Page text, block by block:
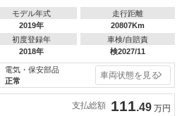
モデル年式
2019年
走行距離
20807Km
初度登録年
2018年
車検/自賠責
検2027/11
電気・保安部品
正常
車両状態を見る
支払総額 111.49 万円